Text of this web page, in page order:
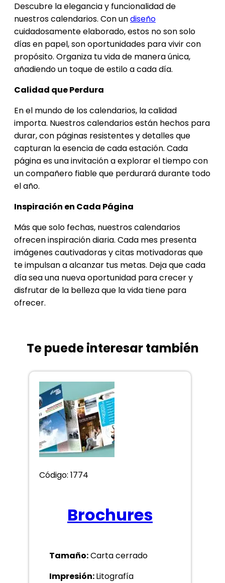
Descubre la elegancia y funcionalidad de
nuestros calendarios. Con undiseño
cuidadosamente elaborado, estos no son solo
días en papel, son oportunidades para vivir con
propósito. Organiza tu vida de manera única,
añadiendo un toque de estilo a cada día.
Calidad que Perdura
En el mundo de los calendarios, la calidad
importa. Nuestros calendarios están hechos para
durar, con páginas resistentes y detalles que
capturan la esencia de cada estación. Cada
página es una invitación a explorar el tiempo con
un compañero fiable que perdurará durante todo
el año.
Inspiración en Cada Página
Más que solo fechas, nuestros calendarios
ofrecen inspiración diaria. Cada mes presenta
imágenes cautivadoras y citas motivadoras que
te impulsan a alcanzar tus metas. Deja que cada
día sea una nueva oportunidad para crecer y
disfrutar de la belleza que la vida tiene para
ofrecer.
Te puede interesar también
Código: 1774
Brochures
Tamaño:Carta cerrado
Impresión:Litografía